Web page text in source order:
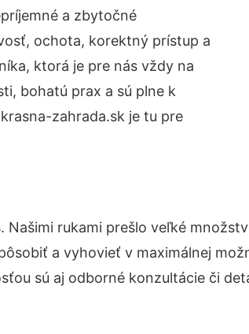
a zbytočné
ochota, korektný prístup a
ktorá je pre nás vždy na
bohatú prax a sú plne k
zahrada.sk je tu pre
Našimi rukami prešlo veľké
a vyhovieť v maximálnej
sú aj odborné konzultácie či